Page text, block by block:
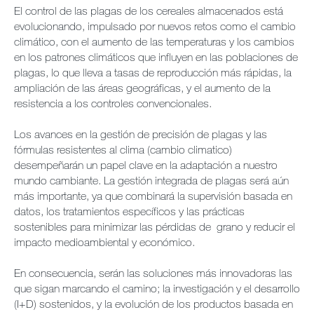
El control de las plagas de los cereales almacenados está
evolucionando, impulsado por nuevos retos como el cambio
climático, con el aumento de las temperaturas y los cambios
en los patrones climáticos que influyen en las poblaciones de
plagas, lo que lleva a tasas de reproducción más rápidas, la
ampliación de las áreas geográficas, y el aumento de la
resistencia a los controles convencionales.
Los avances en la gestión de precisión de plagas y las
fórmulas resistentes al clima (cambio climatico)
desempeñarán un papel clave en la adaptación a nuestro
mundo cambiante. La gestión integrada de plagas será aún
más importante, ya que combinará la supervisión basada en
datos, los tratamientos específicos y las prácticas
sostenibles para minimizar las pérdidas de grano y reducir el
impacto medioambiental y económico.
En consecuencia, serán las soluciones más innovadoras las
que sigan marcando el camino; la investigación y el desarrollo
(I+D) sostenidos, y la evolución de los productos basada en